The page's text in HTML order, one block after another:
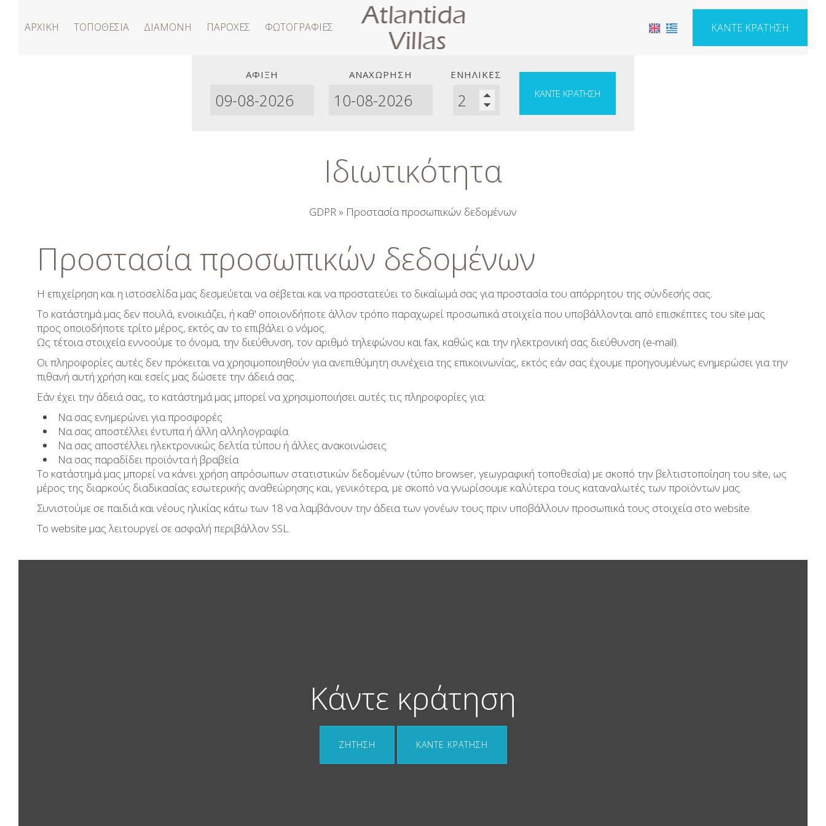
ΚΆΝΤΕ ΚΡΆΤΗΣΗ
ΑΡΧΙΚΉ ΤΟΠΟΘΕΣΊΑ ΔΙΑΜΟΝΉ ΠΑΡΟΧΈΣ ΦΩΤΟΓΡΑΦΊΕΣ
ΆΦΙΞΗ ΑΝΑΧΏΡΗΣΗ
ΕΝΉΛΙΚΕΣ
ΚΆΝΤΕ ΚΡΆΤΗΣΗ
Ιδιωτικότητα
GDPR » Προστασία προσωπικών δεδομένων
Προστασία προσωπικών δεδομένων
Η επιχείρηση και η ιστοσελίδα μας δεσμεύεται να σέβεται και να προστατεύει το δικαίωμά σας για προστασία του απόρρητου της σύνδεσής σας.
Το κατάστημά μας δεν πουλά, ενοικιάζει, ή καθ' οποιονδήποτε άλλον τρόπο παραχωρεί προσωπικά στοιχεία που υποβάλλονται από επισκέπτες του site μας
προς οποιοδήποτε τρίτο μέρος, εκτός αν το επιβάλει ο νόμος.
Ως τέτοια στοιχεία εννοούμε το όνομα, την διεύθυνση, τον αριθμό τηλεφώνου και fax, καθώς και την ηλεκτρονική σας διεύθυνση (e-mail).
Οι πληροφορίες αυτές δεν πρόκειται να χρησιμοποιηθούν για ανεπιθύμητη συνέχεια της επικοινωνίας, εκτός εάν σας έχουμε προηγουμένως ενημερώσει για την
πιθανή αυτή χρήση και εσείς μας δώσετε την άδειά σας.
Εάν έχει την άδειά σας, το κατάστημά μας μπορεί να χρησιμοποιήσει αυτές τις πληροφορίες για:
Να σας ενημερώνει για προσφορές
Να σας αποστέλλει έντυπα ή άλλη αλληλογραφία
Να σας αποστέλλει ηλεκτρονικώς δελτία τύπου ή άλλες ανακοινώσεις
Να σας παραδίδει προϊόντα ή βραβεία
Το κατάστημά μας μπορεί να κάνει χρήση απρόσωπων στατιστικών δεδομένων (τύπο browser, γεωγραφική τοποθεσία) με σκοπό την βελτιστοποίηση του site, ως
μέρος της διαρκούς διαδικασίας εσωτερικής αναθεώρησης και, γενικότερα, με σκοπό να γνωρίσουμε καλύτερα τους καταναλωτές των προϊόντων μας.
Συνιστούμε σε παιδιά και νέους ηλικίας κάτω των 18 να λαμβάνουν την άδεια των γονέων τους πριν υποβάλλουν προσωπικά τους στοιχεία στο website.
Το website μας λειτουργεί σε ασφαλή περιβάλλον SSL.
Κάντε κράτηση
ΖΉΤΗΣΗ ΚΆΝΤΕ ΚΡΆΤΗΣΗ